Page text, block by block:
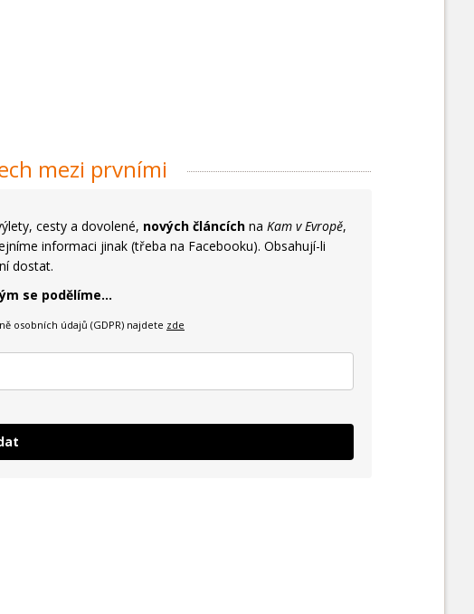
mezi prvními
cesty a dovolené, nových článcíchna Kam v Evropě,
informaci jinak (třeba na Facebooku). Obsahují-li
dostat.
se podělíme...
osobních údajů (GDPR) najdete zde